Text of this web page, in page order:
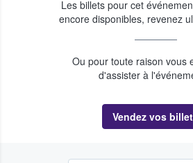
Les billets pour cet
encore disponibles, revenez
Ou pour toute raison vous
d'assister à
Vendez vos